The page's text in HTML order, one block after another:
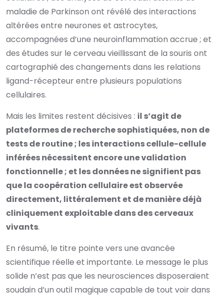
maladie de Parkinson ont révélé des interactions
altérées entre neurones et astrocytes,
accompagnées d’une neuroinflammation accrue ; et
des études sur le cerveau vieillissant de la souris ont
cartographié des changements dans les relations
ligand-récepteur entre plusieurs populations
cellulaires.
Mais les limites restent décisives : il s’agit de
plateformes de recherche sophistiquées, non de
tests de routine ; les interactions cellule-cellule
inférées nécessitent encore une validation
fonctionnelle ; et les données ne signifient pas
que la coopération cellulaire est observée
directement, littéralement et de manière déjà
cliniquement exploitable dans des cerveaux
vivants.
En résumé, le titre pointe vers une avancée
scientifique réelle et importante. Le message le plus
solide n’est pas que les neurosciences disposeraient
soudain d’un outil magique capable de tout voir dans